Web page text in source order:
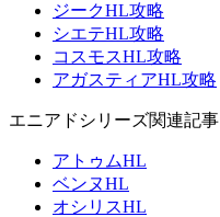
ジークHL攻略
シエテHL攻略
コスモスHL攻略
アガスティアHL攻略
エニアドシリーズ関連記事
アトゥムHL
ベンヌHL
オシリスHL